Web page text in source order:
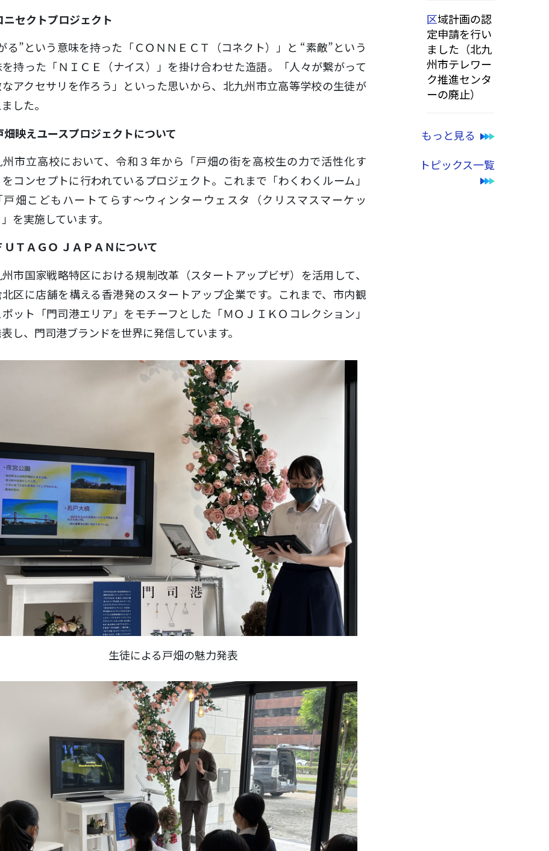
セクトプロジェクト
る”という意味を持った「ＣＯＮＮＥＣＴ（コネクト）」と “素敵”という
持った「ＮＩＣＥ（ナイス）」を掛け合わせた造語。「人々が繋がって
アクセサリを作ろう」といった思いから、北九州市立高等学校の生徒が
した。
畑映えユースプロジェクトについて
州市立高校において、令和３年から「戸畑の街を高校生の力で活性化す
コンセプトに行われているプロジェクト。これまで「わくわくルーム」
戸畑こどもハートてらす～ウィンターウェスタ（クリスマスマーケッ
を実施しています。
ＴＡＧＯ ＪＡＰＡＮについて
市国家戦略特区における規制改革（スタートアップビザ）を活用して、
区に店舗を構える香港発のスタートアップ企業です。これまで、市内観
ット「門司港エリア」をモチーフとした「ＭＯＪＩＫＯコレクション」
し、門司港ブランドを世界に発信しています。
生徒による戸畑の魅力発表
区域計画の認
定申請を行い
ました（北九
州市テレワー
ク推進センタ
ーの廃止）
もっと見る
トピックス一覧